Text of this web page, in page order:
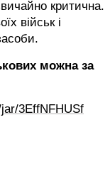
критична.
військ і
можна за
3EffNFHUSf